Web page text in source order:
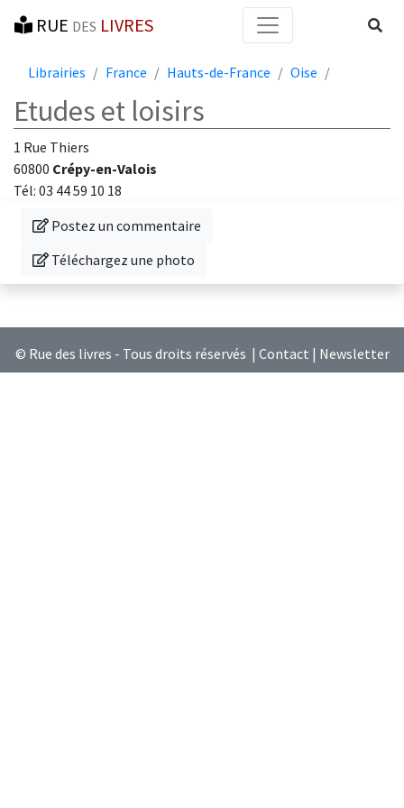
RUE DES LIVRES
Librairies France Hauts-de-France Oise
Etudes et loisirs
1 Rue Thiers
60800 Crépy-en-Valois
Tél: 03 44 59 10 18
Donnez votre avis sur cette librairie
Postez un commentaire
Téléchargez une photo de cette librairie
Téléchargez une photo
© Rue des livres - Tous droits réservés | Contact | Newsletter